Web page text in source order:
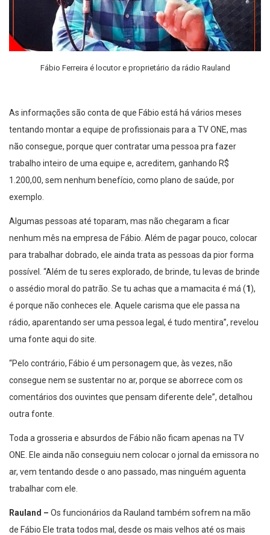
Fábio Ferreira é locutor e proprietário da rádio Rauland
As informações são conta de que Fábio está há vários meses
tentando montar a equipe de profissionais para a TV ONE, mas
não consegue, porque quer contratar uma pessoa pra fazer
trabalho inteiro de uma equipe e, acreditem, ganhando R$
1.200,00, sem nenhum benefício, como plano de saúde, por
exemplo.
Algumas pessoas até toparam, mas não chegaram a ficar
nenhum mês na empresa de Fábio. Além de pagar pouco, colocar
para trabalhar dobrado, ele ainda trata as pessoas da pior forma
possível. “Além de tu seres explorado, de brinde, tu levas de brinde
o assédio moral do patrão. Se tu achas que a mamacita é má (1),
é porque não conheces ele. Aquele carisma que ele passa na
rádio, aparentando ser uma pessoa legal, é tudo mentira”, revelou
uma fonte aqui do site.
“Pelo contrário, Fábio é um personagem que, às vezes, não
consegue nem se sustentar no ar, porque se aborrece com os
comentários dos ouvintes que pensam diferente dele”, detalhou
outra fonte.
Toda a grosseria e absurdos de Fábio não ficam apenas na TV
ONE. Ele ainda não conseguiu nem colocar o jornal da emissora no
ar, vem tentando desde o ano passado, mas ninguém aguenta
trabalhar com ele.
Rauland – Os funcionários da Rauland também sofrem na mão
de Fábio Ele trata todos mal, desde os mais velhos até os mais